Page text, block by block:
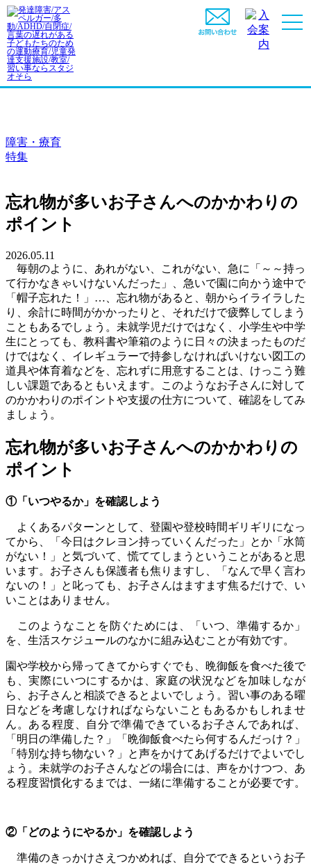
障害・療育
特集
忘れ物が多いお子さんへのかかわりの
ポイント
2026.05.11
毎朝のように、あれがない、これがない、急に「～～持っ
て行かなきゃいけないんだった」、急いで園に向かう途中で
「帽子忘れた！」…、忘れ物があると、朝からイライラした
り、余計に時間がかかったりと、それだけで疲弊してしまう
こともあるでしょう。未就学児だけではなく、小学生や中学
生にとっても、教科書や筆箱のように日々の決まったものだ
けではなく、イレギュラーで持参しなければいけない図工の
道具や体育着などを、忘れずに用意することは、けっこう難
しい課題であるともいえます。このようなお子さんに対して
のかかわりのポイントや支援の仕方について、確認をしてみ
ましょう。
忘れ物が多いお子さんへのかかわりの
ポイント
①「いつやるか」を確認しよう
よくあるパターンとして、登園や登校時間ギリギリになっ
てから、「今日はクレヨン持っていくんだった」とか「水筒
がない！」と気づいて、慌ててしまうということがあると思
います。お子さんも保護者も焦りますし、「なんで早く言わ
ないの！」と叱っても、お子さんはますます焦るだけで、い
いことはありません。
このようなことを防ぐためには、「いつ、準備するか」
を、生活スケジュールのなかに組み込むことが有効です。
園や学校から帰ってきてからすぐでも、晩御飯を食べた後で
も、実際にいつにするかは、家庭の状況などを加味しなが
ら、お子さんと相談できるとよいでしょう。習い事のある曜
日などを考慮しなければならないこともあるかもしれませ
ん。ある程度、自分で準備できているお子さんであれば、
「明日の準備した？」「晩御飯食べたら何するんだっけ？」
「特別な持ち物ない？」と声をかけてあげるだけでよいでし
ょう。未就学のお子さんなどの場合には、声をかけつつ、あ
る程度習慣化するまでは、一緒に準備することが必要です。
②「どのようにやるか」を確認しよう
準備のきっかけさえつかめれば、自分でできるというお子